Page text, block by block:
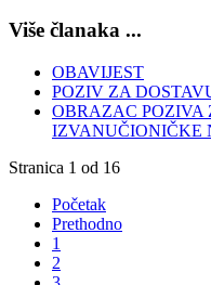
Više članaka ...
OBAVIJEST
POZIV ZA
OBRAZAC POZIVA
IZVANUČIONIČKE
Stranica 1 od 16
Početak
Prethodno
1
2